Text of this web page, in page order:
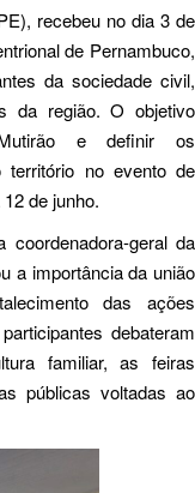
recebeu no dia 3 de
de Pernambuco,
da sociedade civil,
da região. O objetivo
e definir os
território no evento de
de junho.
geral da
a importância da união
das ações
debateram
familiar, as feiras
públicas voltadas ao